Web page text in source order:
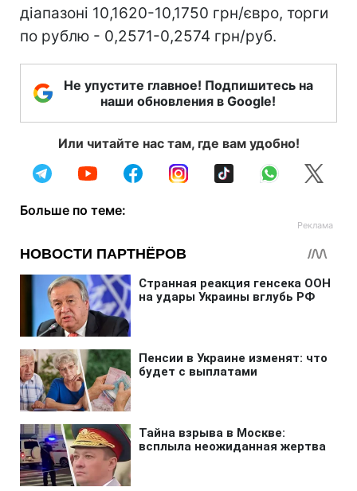
діапазоні 10,1620-10,1750 грн/євро, торги
по рублю - 0,2571-0,2574 грн/руб.
Не упустите главное! Подпишитесь на
наши обновления в Google!
Или читайте нас там, где вам удобно!
Больше по теме: